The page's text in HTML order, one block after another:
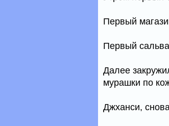
Первый
Первый
Далее
мурашки по
Джханси,